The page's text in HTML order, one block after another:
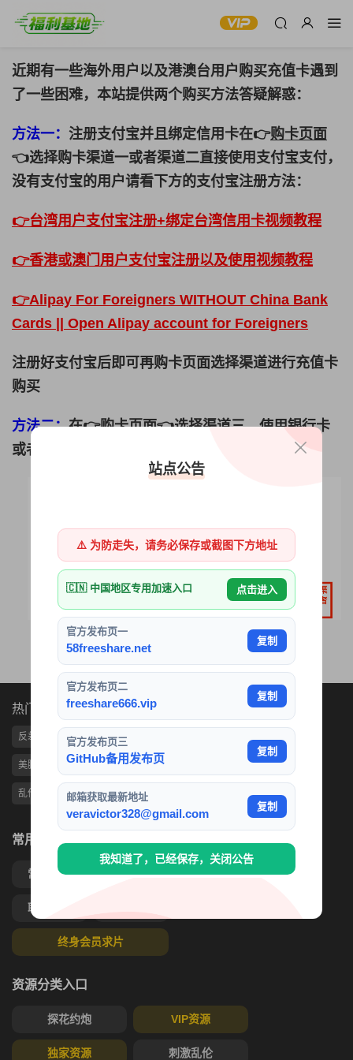
近期有一些海外用户以及港澳台用户购买充值卡遇到
了一些困难，本站提供两个购买方法答疑解惑：
方法一： 注册支付宝并且绑定信用卡在👉购卡页面
👈选择购卡渠道一或者渠道二直接使用支付宝支付，
没有支付宝的用户请看下方的支付宝注册方法：
👉台湾用户支付宝注册+绑定台湾信用卡视频教程
👉香港或澳门用户支付宝注册以及使用视频教程
👉Alipay For Foreigners WITHOUT China Bank
Cards || Open Alipay account for Foreigners
注册好支付宝后即可再购卡页面选择渠道进行充值卡
购买
方法二：在👉购卡页面👈选择渠道三，使用银行卡
或者虚拟币等方法付款
热门标签
反差 女神 母狗
美腿 偷拍 3P 美乳 媚黑婊 TS伪娘
乱伦 出轨 写真 抖音网红
常用功能
常见问题 充值帮助
联系客服
终身会员求片
资源分类入口
探花约炮 VIP资源
独家资源 刺激乱伦
站点公告
⚠️ 为防走失，请务必保存或截图下方地址
🇨🇳 中国地区专用加速入口 点击进入
官方发布页一
58freeshare.net
复制
官方发布页二
freeshare666.vip
复制
官方发布页三
GitHub备用发布页
复制
邮箱获取最新地址
veravictor328@gmail.com
复制
我知道了，已经保存，关闭公告